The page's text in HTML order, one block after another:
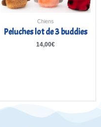
Chiens
Peluches lot de 3 buddies
14,00€